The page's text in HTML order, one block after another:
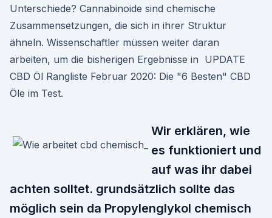
Unterschiede? Cannabinoide sind chemische
Zusammensetzungen, die sich in ihrer Struktur
ähneln. Wissenschaftler müssen weiter daran
arbeiten, um die bisherigen Ergebnisse in UPDATE
CBD Öl Rangliste Februar 2020: Die "6 Besten" CBD
Öle im Test.
Wir erklären, wie
es funktioniert und
auf was ihr dabei
achten solltet. grundsätzlich sollte das
möglich sein da Propylenglykol chemisch